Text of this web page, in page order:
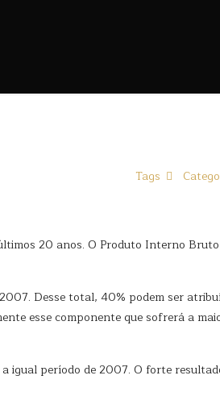
Tags
20 anos. O Produto Interno Bruto
Desse total, 40% podem ser
esse componente que sofrerá a
igual período de 2007. O forte